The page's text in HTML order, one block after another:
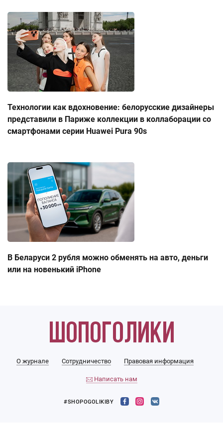
Технологии как вдохновение: белорусские дизайнеры
представили в Париже коллекции в коллаборации со
смартфонами серии Huawei Pura 90s
В Беларуси 2 рубля можно обменять на авто, деньги
или на новенький iPhone
О журнале Сотрудничество Правовая информация
Написать нам
#SHOPOGOLIKIBY